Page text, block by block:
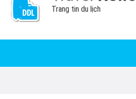
Trang tin du lịch